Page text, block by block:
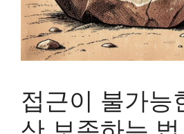
접근이 불가능